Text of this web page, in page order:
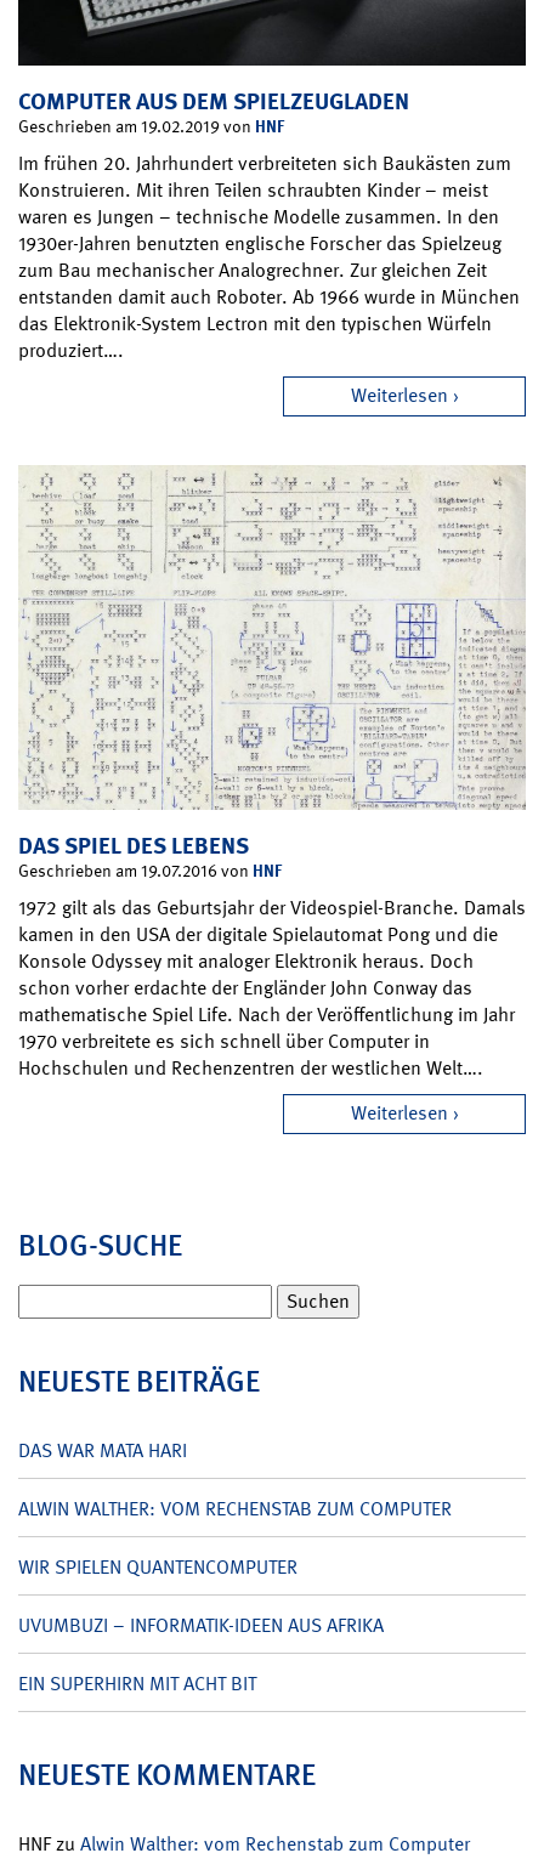
COMPUTER AUS DEM SPIELZEUGLADEN
Geschrieben am 19.02.2019 von HNF
Im frühen 20. Jahrhundert verbreiteten sich Baukästen zum
Konstruieren. Mit ihren Teilen schraubten Kinder – meist
waren es Jungen – technische Modelle zusammen. In den
1930er-Jahren benutzten englische Forscher das Spielzeug
zum Bau mechanischer Analogrechner. Zur gleichen Zeit
entstanden damit auch Roboter. Ab 1966 wurde in München
das Elektronik-System Lectron mit den typischen Würfeln
produziert….
Weiterlesen
DAS SPIEL DES LEBENS
Geschrieben am 19.07.2016 von HNF
1972 gilt als das Geburtsjahr der Videospiel-Branche. Damals
kamen in den USA der digitale Spielautomat Pong und die
Konsole Odyssey mit analoger Elektronik heraus. Doch
schon vorher erdachte der Engländer John Conway das
mathematische Spiel Life. Nach der Veröffentlichung im Jahr
1970 verbreitete es sich schnell über Computer in
Hochschulen und Rechenzentren der westlichen Welt….
Weiterlesen
BLOG-SUCHE
nach:
NEUESTE BEITRÄGE
DAS WAR MATA HARI
ALWIN WALTHER: VOM RECHENSTAB ZUM COMPUTER
WIR SPIELEN QUANTENCOMPUTER
UVUMBUZI – INFORMATIK-IDEEN AUS AFRIKA
EIN SUPERHIRN MIT ACHT BIT
NEUESTE KOMMENTARE
HNFzu Alwin Walther: vom Rechenstab zum Computer